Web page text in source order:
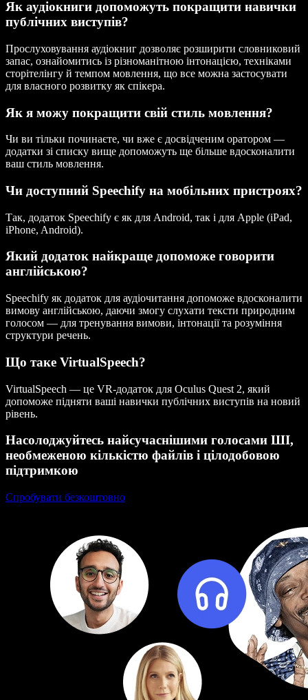
Як аудіокниги допоможуть покращити навички
публічних виступів?
Прослуховування аудіокниг дозволяє розширити словниковий
запас, ознайомитись із різноманітною інтонацією, техніками
сторітелінгу й темпом мовлення, що все можна застосувати
для власного розвитку як спікера.
Як я можу покращити свій стиль мовлення?
Чи ви тільки починаєте, чи вже є досвідченим оратором —
додатки зі списку вище допоможуть ще більше вдосконалити
ваш стиль мовлення.
Чи доступний Speechify на мобільних пристроях?
Так, додаток Speechify є як для Android, так і для Apple (iPad,
iPhone, Android).
Який додаток найкраще допоможе говорити
англійською?
Speechify як додаток для аудіочитання допоможе вдосконалити
вимову англійською, даючи змогу слухати тексти природним
голосом — для тренування вимови, інтонації та розуміння
структури речень.
Що таке VirtualSpeech?
VirtualSpeech — це VR-додаток для Oculus Quest 2, який
допоможе підняти ваші навички публічних виступів на новий
рівень.
Насолоджуйтесь найсучаснішими голосами ШІ,
необмеженою кількістю файлів і цілодобовою
підтримкою
Спробувати безкоштовно